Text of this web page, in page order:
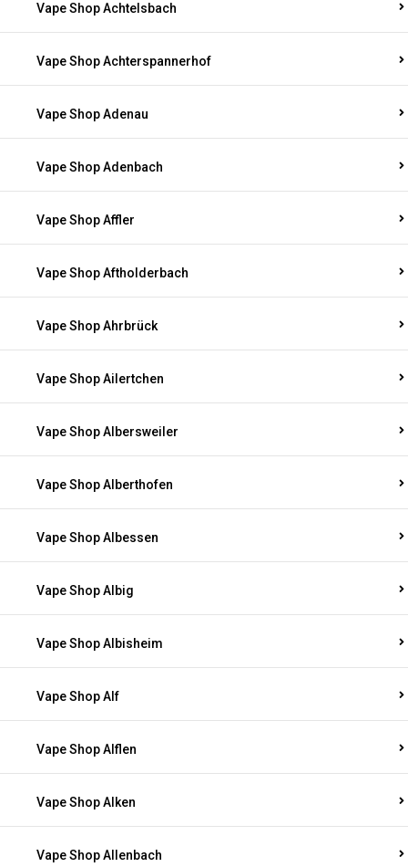
Vape Shop Achtelsbach
Vape Shop Achterspannerhof
Vape Shop Adenau
Vape Shop Adenbach
Vape Shop Affler
Vape Shop Aftholderbach
Vape Shop Ahrbrück
Vape Shop Ailertchen
Vape Shop Albersweiler
Vape Shop Alberthofen
Vape Shop Albessen
Vape Shop Albig
Vape Shop Albisheim
Vape Shop Alf
Vape Shop Alflen
Vape Shop Alken
Vape Shop Allenbach